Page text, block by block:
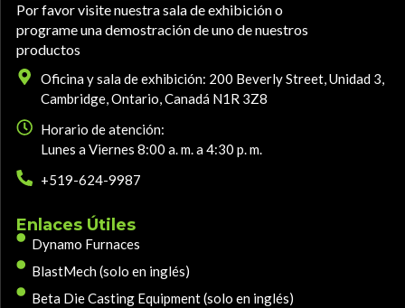
Por favor visite nuestra sala de exhibición o
programe una demostración de uno de nuestros
productos
Oficina y sala de exhibición: 200 Beverly Street, Unidad 3,
Cambridge, Ontario, Canadá N1R 3Z8
Horario de atención:
Lunes a Viernes 8:00 a. m. a 4:30 p. m.
+519-624-9987
Enlaces Útiles
Dynamo Furnaces
BlastMech (solo en inglés)
Beta Die Casting Equipment (solo en inglés)